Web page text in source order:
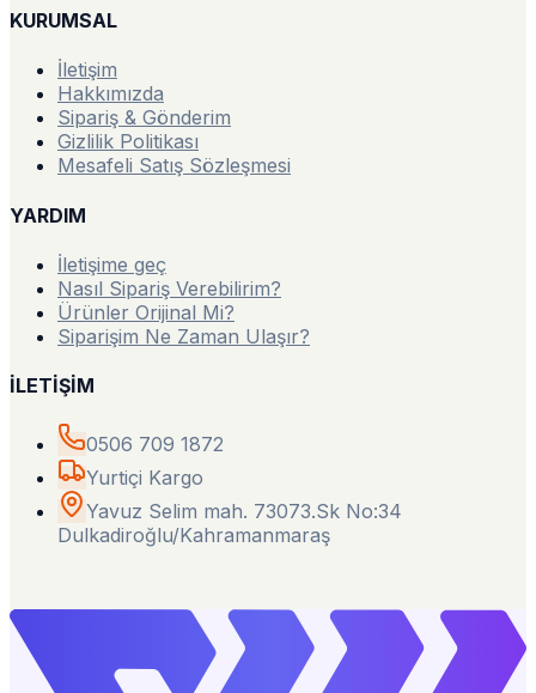
KURUMSAL
İletişim
Hakkımızda
Sipariş & Gönderim
Gizlilik Politikası
Mesafeli Satış Sözleşmesi
YARDIM
İletişime geç
Nasıl Sipariş Verebilirim?
Ürünler Orijinal Mi?
Siparişim Ne Zaman Ulaşır?
İLETİŞİM
0506 709 1872
Yurtiçi Kargo
Yavuz Selim mah. 73073.Sk No:34
Dulkadiroğlu/Kahramanmaraş